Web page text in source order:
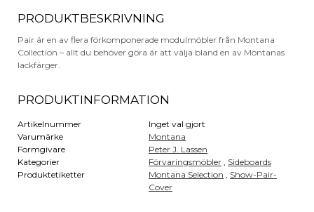
PRODUKTBESKRIVNING
Pair är en av flera förkomponerade modulmöbler från Montana
Collection – allt du behöver göra är att välja bland en av Montanas
lackfärger.
PRODUKTINFORMATION
Artikelnummer
Inget val gjort
Varumärke
Montana
Formgivare
Peter J. Lassen
Kategorier
Förvaringsmöbler
Sideboards
Produktetiketter
Montana Selection
Show-Pair-
Cover